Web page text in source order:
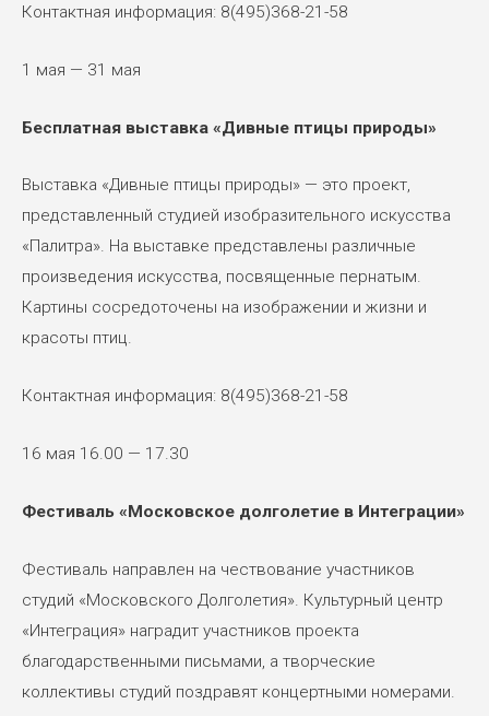
Контактная информация: 8(495)368-21-58
1 мая — 31 мая
Бесплатная выставка «Дивные птицы природы»
Выставка «Дивные птицы природы» — это проект,
представленный студией изобразительного искусства
«Палитра». На выставке представлены различные
произведения искусства, посвященные пернатым.
Картины сосредоточены на изображении и жизни и
красоты птиц.
Контактная информация: 8(495)368-21-58
16 мая 16.00 — 17.30
Фестиваль «Московское долголетие в Интеграции»
Фестиваль направлен на чествование участников
студий «Московского Долголетия». Культурный центр
«Интеграция» наградит участников проекта
благодарственными письмами, а творческие
коллективы студий поздравят концертными номерами.